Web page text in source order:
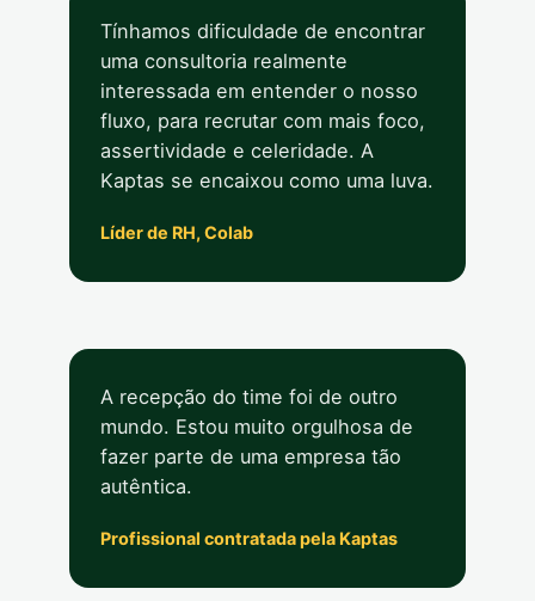
Tínhamos dificuldade de encontrar
uma consultoria realmente
interessada em entender o nosso
fluxo, para recrutar com mais foco,
assertividade e celeridade. A
Kaptas se encaixou como uma luva.
Líder de RH, Colab
A recepção do time foi de outro
mundo. Estou muito orgulhosa de
fazer parte de uma empresa tão
autêntica.
Profissional contratada pela Kaptas